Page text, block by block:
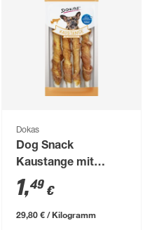
Dokas
Dog Snack
Kaustange mit
Hühnerbrust 50 g
1,49 €
29,80 € / Kilogramm